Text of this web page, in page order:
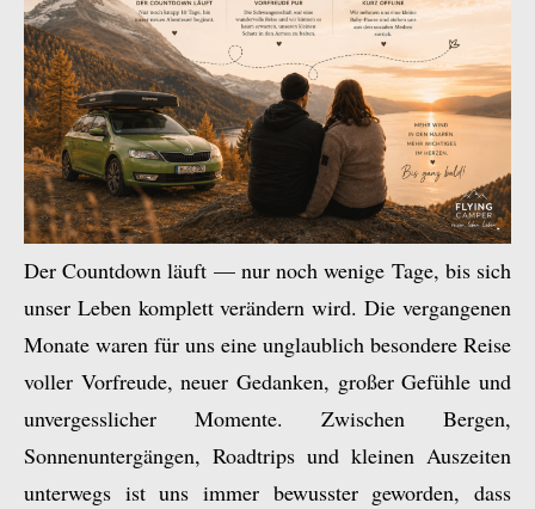
Der Countdown läuft — nur noch wenige Tage, bis sich
unser Leben komplett verändern wird. Die vergangenen
Monate waren für uns eine unglaublich besondere Reise
voller Vorfreude, neuer Gedanken, großer Gefühle und
unvergesslicher Momente. Zwischen Bergen,
Sonnenuntergängen, Roadtrips und kleinen Auszeiten
unterwegs ist uns immer bewusster geworden, dass